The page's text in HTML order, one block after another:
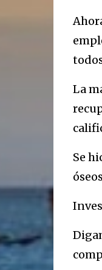
La
Se